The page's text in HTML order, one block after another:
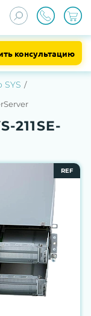
консультацию
211SE-
REF